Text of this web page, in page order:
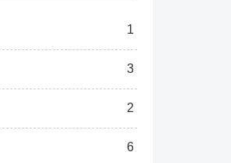
1
3
2
6